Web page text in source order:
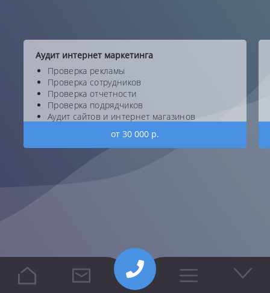
Аудит интернет маркетинга
Проверка рекламы
Проверка сотрудников
Проверка отчетности
Проверка подрядчиков
Аудит сайтов и интернет магазинов
от 30 000 р.